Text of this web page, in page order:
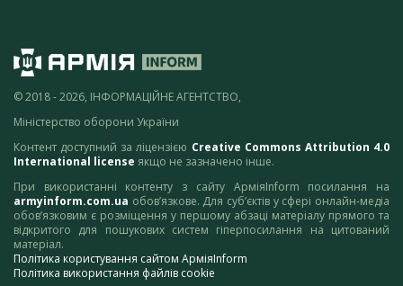
© 2018 - 2026, ІНФОРМАЦІЙНЕ АГЕНТСТВО,
Міністерство оборони України
Контент доступний за ліцензією Creative Commons Attribution 4.0
International license якщо не зазначено інше.
При використанні контенту з сайту АрміяInform посилання на
armyinform.com.ua обов’язкове. Для суб’єктів у сфері онлайн-медіа
обов’язковим є розміщення у першому абзаці матеріалу прямого та
відкритого для пошукових систем гіперпосилання на цитований
матеріал.
Політика користування сайтом АрміяInform
Політика використання файлів cookie